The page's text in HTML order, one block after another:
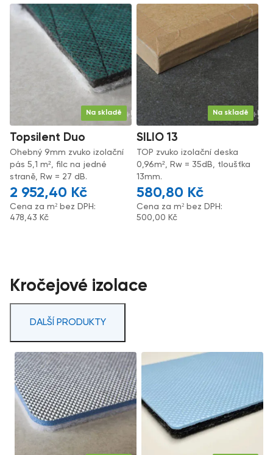
Na skladě
Topsilent Duo
Ohebný 9mm zvuko izolační
pás 5,1 m², filc na jedné
straně, Rw = 27 dB.
2 952,40 Kč
Cena za m² bez DPH:
478,43 Kč
Na skladě
SILIO 13
TOP zvuko izolační deska
0,96m², Rw = 35dB, tloušťka
13mm.
580,80 Kč
Cena za m² bez DPH:
500,00 Kč
Kročejové izolace
DALŠÍ PRODUKTY